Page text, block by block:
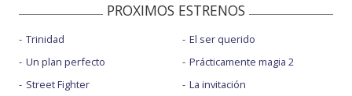
PROXIMOS ESTRENOS
Trinidad
Un plan perfecto
Street Fighter
El ser querido
Prácticamente magia 2
La invitación